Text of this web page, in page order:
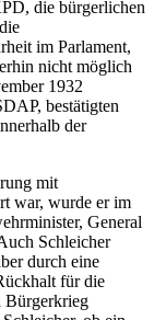
die bürgerlichen
im Parlament,
nicht möglich
1932
bestätigten
der
mit
war, wurde er im
General
Schleicher
durch eine
für die
Bürgerkrieg